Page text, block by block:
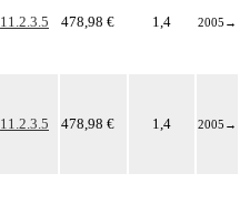
11.2.3.5 478,98 € 1,4 2005 →
11.2.3.5 478,98 € 1,4 2005 →